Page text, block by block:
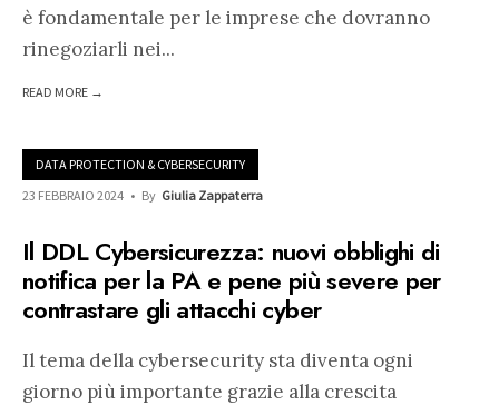
è fondamentale per le imprese che dovranno
rinegoziarli nei...
READ MORE →
DATA PROTECTION & CYBERSECURITY
23 FEBBRAIO 2024 • By Giulia Zappaterra
Il DDL Cybersicurezza: nuovi obblighi di
notifica per la PA e pene più severe per
contrastare gli attacchi cyber
Il tema della cybersecurity sta diventa ogni
giorno più importante grazie alla crescita